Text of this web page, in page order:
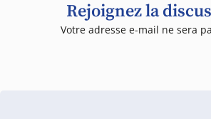
Rejoignez la
Votre adresse e-mail ne sera